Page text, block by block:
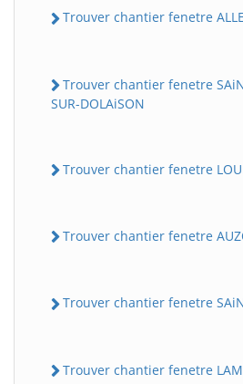
Trouver chantier fenetre
Trouver chantier fenetre
SUR-DOLAiSON
Trouver chantier fenetre
Trouver chantier fenetre
Trouver chantier fenetre
Trouver chantier fenetre